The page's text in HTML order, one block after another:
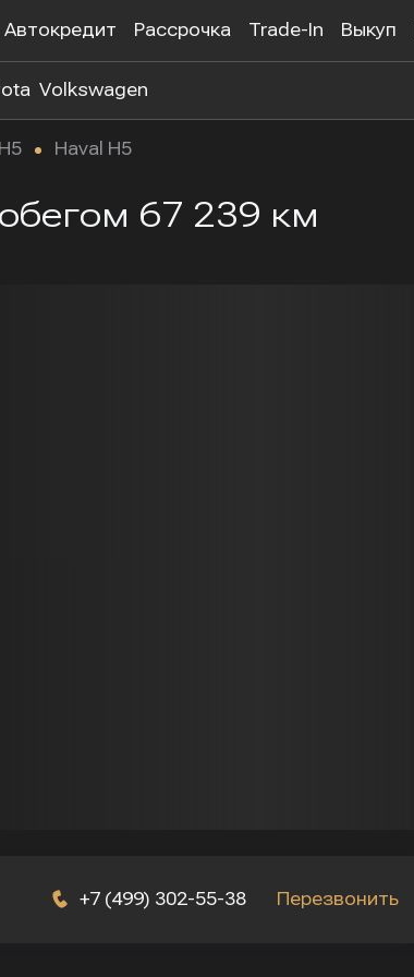
Автокредит Рассрочка Trade-In Выкуп
Volkswagen
H5 Haval H5
67 239 км
+7 (499) 302-55-38 Перезвонить